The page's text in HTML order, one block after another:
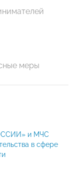
меры
и МЧС
в сфере